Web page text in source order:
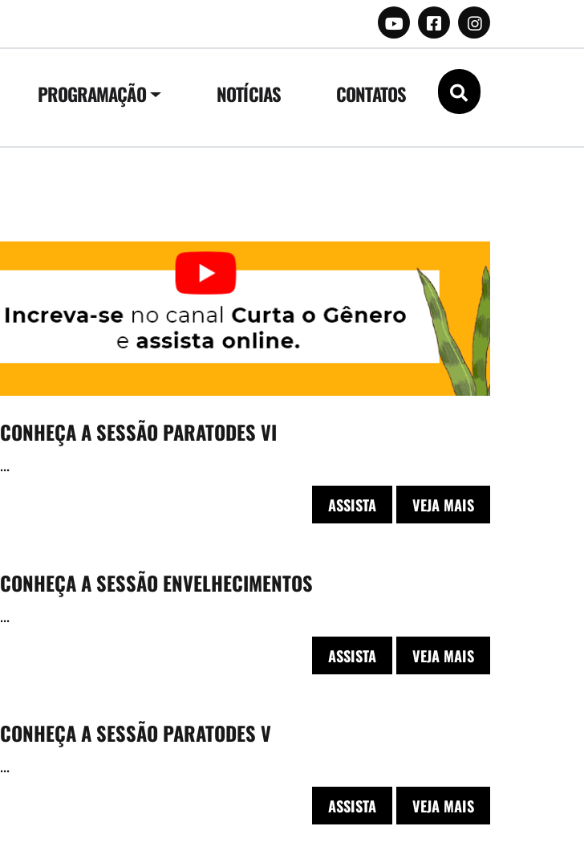
PROGRAMAÇÃO NOTÍCIAS CONTATOS
CONHEÇA A SESSÃO PARATODES VI
...
ASSISTA VEJA MAIS
CONHEÇA A SESSÃO ENVELHECIMENTOS
...
ASSISTA VEJA MAIS
CONHEÇA A SESSÃO PARATODES V
...
ASSISTA VEJA MAIS